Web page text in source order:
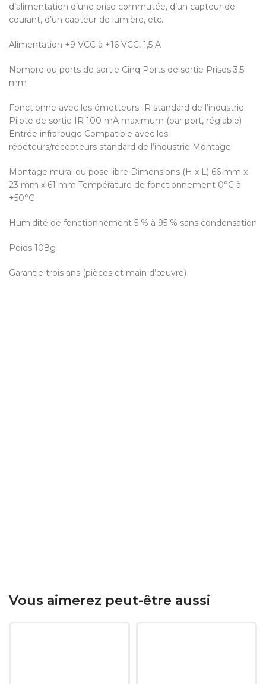
d’alimentation d’une prise commutée, d’un capteur de
courant, d’un capteur de lumière, etc.
Alimentation +9 VCC à +16 VCC, 1,5 A
Nombre ou ports de sortie Cinq Ports de sortie Prises 3,5
mm
Fonctionne avec les émetteurs IR standard de l’industrie
Pilote de sortie IR 100 mA maximum (par port, réglable)
Entrée infrarouge Compatible avec les
répéteurs/récepteurs standard de l’industrie Montage
Montage mural ou pose libre Dimensions (H x L) 66 mm x
23 mm x 61 mm Température de fonctionnement 0°C à
+50°C
Humidité de fonctionnement 5 % à 95 % sans condensation
Poids 108g
Garantie trois ans (pièces et main d’œuvre)
Vous aimerez peut-être aussi